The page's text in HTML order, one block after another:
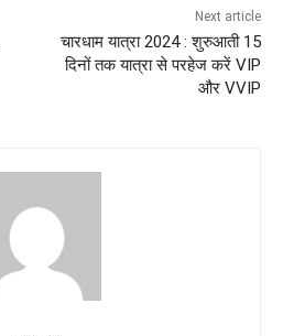
Next article
चारधाम यात्रा 2024 : शुरुआती 15
दिनों तक यात्रा से परहेज करें VIP
और VVIP